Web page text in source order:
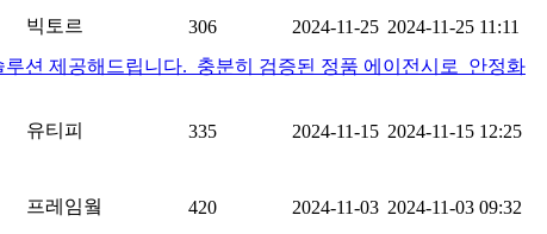
빅토르 306 2024-11-25 2024-11-25 11:11
션 제공해드립니다. 충분히 검증된 정품 에이전시로 안정화
유티피 335 2024-11-15 2024-11-15 12:25
프레임웤 420 2024-11-03 2024-11-03 09:32